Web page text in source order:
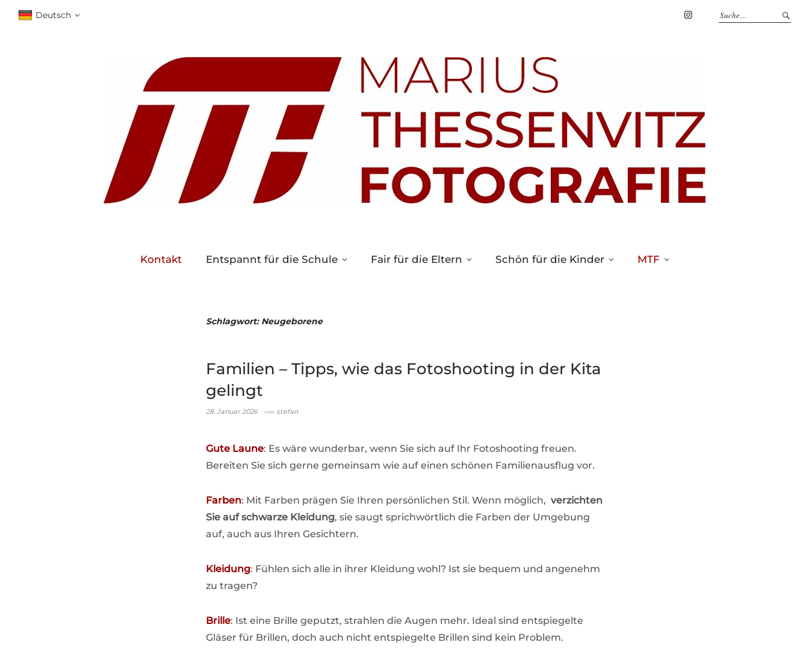
Deutsch
Kontakt Entspannt für die Schule Fair für die Eltern Schön für die Kinder MTF
Schlagwort: Neugeborene
Familien – Tipps, wie das Fotoshooting in der Kita
gelingt
28. Januar 2026 von stefan
Gute Laune: Es wäre wunderbar, wenn Sie sich auf Ihr Fotoshooting freuen.
Bereiten Sie sich gerne gemeinsam wie auf einen schönen Familienausflug vor.
Farben: Mit Farben prägen Sie Ihren persönlichen Stil. Wenn möglich, verzichten
Sie auf schwarze Kleidung, sie saugt sprichwörtlich die Farben der Umgebung
auf, auch aus Ihren Gesichtern.
Kleidung: Fühlen sich alle in ihrer Kleidung wohl? Ist sie bequem und angenehm
zu tragen?
Brille: Ist eine Brille geputzt, strahlen die Augen mehr. Ideal sind entspiegelte
Gläser für Brillen, doch auch nicht entspiegelte Brillen sind kein Problem.